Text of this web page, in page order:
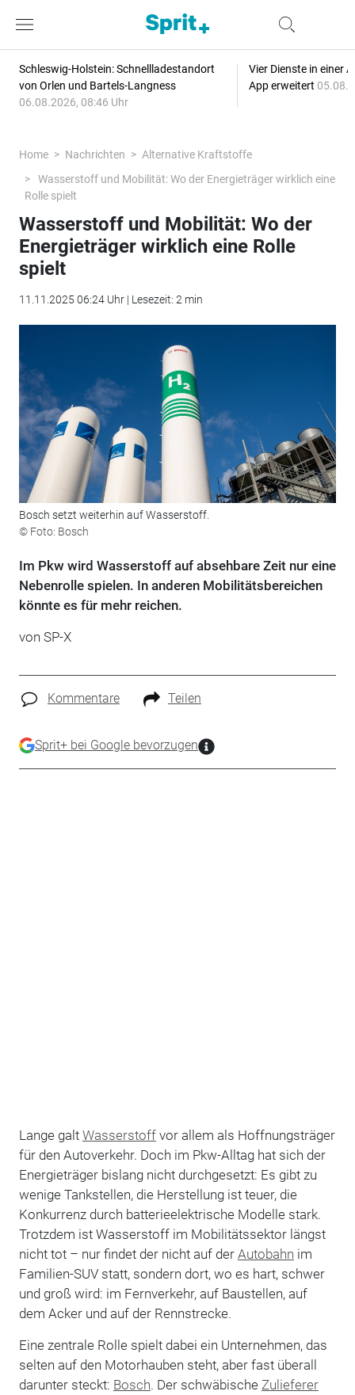
Schleswig-Holstein: Schnellladestandort
von Orlen und Bartels-Langness
06.08.2026, 08:46 Uhr
Vier Dienste in einer
App erweitert
Home Nachrichten
Alternative Kraftstoffe
Wasserstoff und Mobilität: Wo der Energieträger wirklich eine
Rolle spielt
Wasserstoff und Mobilität: Wo der
Energieträger wirklich eine Rolle
spielt
11.11.2025 06:24 Uhr | Lesezeit: 2 min
Bosch setzt weiterhin auf Wasserstoff.
© Foto: Bosch
Im Pkw wird Wasserstoff auf absehbare Zeit nur eine
Nebenrolle spielen. In anderen Mobilitätsbereichen
könnte es für mehr reichen.
von SP-X
Kommentare Teilen
Sprit+ bei Google bevorzugen
Lange galt Wasserstoffvor allem als Hoffnungsträger
für den Autoverkehr. Doch im Pkw-Alltag hat sich der
Energieträger bislang nicht durchgesetzt: Es gibt zu
wenige Tankstellen, die Herstellung ist teuer, die
Konkurrenz durch batterieelektrische Modelle stark.
Trotzdem ist Wasserstoff im Mobilitätssektor längst
nicht tot – nur findet der nicht auf der Autobahn im
Familien-SUV statt, sondern dort, wo es hart, schwer
und groß wird: im Fernverkehr, auf Baustellen, auf
dem Acker und auf der Rennstrecke.
Eine zentrale Rolle spielt dabei ein Unternehmen, das
selten auf den Motorhauben steht, aber fast überall
darunter steckt: Bosch. Der schwäbische Zulieferer